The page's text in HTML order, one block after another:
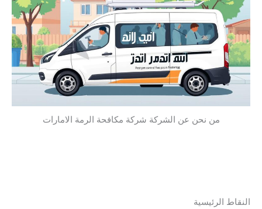
من نحن عن الشركة شركة مكافحة الرمة الامارات
النقاط الرئيسية